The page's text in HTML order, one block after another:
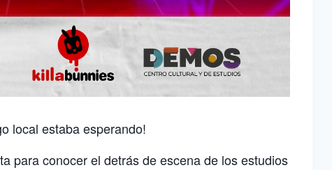
local estaba esperando!
para conocer el detrás de escena de los estudios